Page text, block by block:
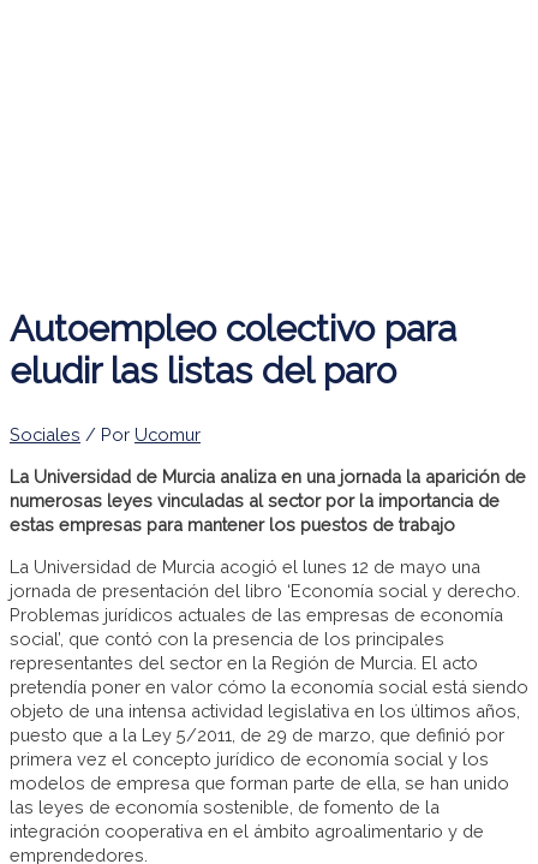
Autoempleo colectivo para
eludir las listas del paro
Sociales / Por Ucomur
La Universidad de Murcia analiza en una jornada la aparición de
numerosas leyes vinculadas al sector por la importancia de
estas empresas para mantener los puestos de trabajo
La Universidad de Murcia acogió el lunes 12 de mayo una
jornada de presentación del libro ‘Economía social y derecho.
Problemas jurídicos actuales de las empresas de economía
social’, que contó con la presencia de los principales
representantes del sector en la Región de Murcia. El acto
pretendía poner en valor cómo la economía social está siendo
objeto de una intensa actividad legislativa en los últimos años,
puesto que a la Ley 5/2011, de 29 de marzo, que definió por
primera vez el concepto jurídico de economía social y los
modelos de empresa que forman parte de ella, se han unido
las leyes de economía sostenible, de fomento de la
integración cooperativa en el ámbito agroalimentario y de
emprendedores.